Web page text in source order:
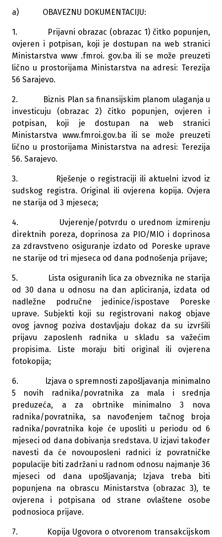
a) OBAVEZNU DOKUMENTACIJU:
1. Prijavni obrazac (obrazac 1) čitko popunjen,
ovjeren i potpisan, koji je dostupan na web stranici
Ministarstva www .fmroi. gov.ba ili se može preuzeti
lično u prostorijama Ministarstva na adresi: Terezija
56 Sarajevo.
2. Biznis Plan sa finansijskim planom ulaganja u
investicuju (obrazac 2) čitko popunjen, ovjeren i
potpisan, koji je dostupan na web stranici
Ministarstva www.fmroi.gov.ba ili se može preuzeti
lično u prostorijama Ministarstva na adresi: Terezija
56. Sarajevo.
3. Rješenje o registraciji ili aktuelni izvod iz
sudskog registra. Original ili ovjerena kopija. Ovjera
ne starija od 3 mjeseca;
4. Uvjerenje/potvrdu o urednom izmirenju
direktnih poreza, doprinosa za PIO/MIO i doprinosa
za zdravstveno osiguranje izdato od Poreske uprave
ne starije od tri mjeseca od dana podnošenja prijave;
5. Lista osiguranih lica za obveznika ne starija
od 30 dana u odnosu na dan apliciranja, izdata od
nadležne područne jedinice/ispostave Poreske
uprave. Subjekti koji su registrovani nakog objave
ovog javnog poziva dostavljaju dokaz da su izvršili
prijavu zaposlenh radnika u skladu sa važećim
propisima. Liste moraju biti original ili ovjerena
fotokopija;
6. lzjava o spremnosti zapošljavanja minimalno
5 novih radnika/povratnika za mala i srednja
preduzeća, a za obrtnike minimalno 3 nova
radnika/povratnika, sa navođenjem tačnog broja
radnika/povratnika koje će uposliti u periodu od 6
mjeseci od dana dobivanja sredstava. U izjavi također
navesti da će novouposleni radnici iz povratničke
populacije biti zadržani u radnom odnosu najmanje 36
mjeseci od dana upošljavanja; Izjava treba biti
popunjena na obrascu Ministarstva (obrazac 3), te
ovjerena i potpisana od strane ovlaštene osobe
podnosioca prijave.
7. Kopija Ugovora o otvorenom transakcijskom